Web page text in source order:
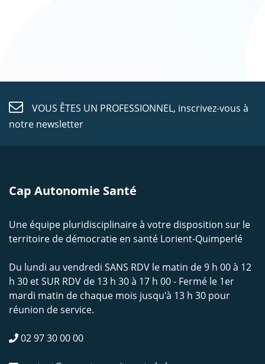
VOUS ÊTES UN PROFESSIONNEL, inscrivez-vous à
notre newsletter
Cap Autonomie Santé
Une équipe pluridisciplinaire à votre disposition sur le
territoire de démocratie en santé Lorient-Quimperlé
Du lundi au vendredi SANS RDV le matin de 9 h 00 à 12
h 30 et SUR RDV de 13 h 30 à 17 h 00 - Fermé le 1er
mardi matin de chaque mois jusqu'à 13 h 30 pour
réunion de service.
02 97 30 00 00